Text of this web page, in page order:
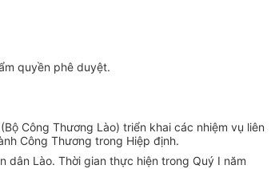
quyền phê duyệt.
Công Thương Lào) triển khai các nhiệm vụ liên
Công Thương trong Hiệp định.
dân Lào. Thời gian thực hiện trong Quý I năm